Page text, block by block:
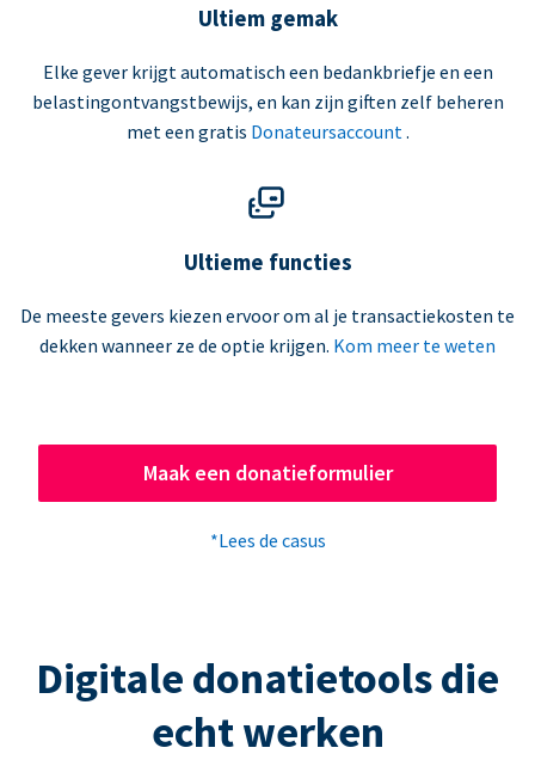
Ultiem gemak
Elke gever krijgt automatisch een bedankbriefje en een
belastingontvangstbewijs, en kan zijn giften zelf beheren
met een gratis Donateursaccount.
Ultieme functies
De meeste gevers kiezen ervoor om al je transactiekosten te
dekken wanneer ze de optie krijgen. Kom meer te weten
Maak een donatieformulier
*Lees de casus
Digitale donatietools die
echt werken